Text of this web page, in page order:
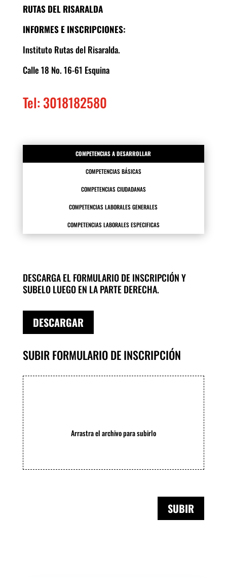
RUTAS DEL RISARALDA
INFORMES E INSCRIPCIONES:
Instituto Rutas del Risaralda.
Calle 18 No. 16-61 Esquina
Tel: 3018182580
COMPETENCIAS A DESARROLLAR
COMPETENCIAS BÁSICAS
COMPETENCIAS CIUDADANAS
COMPETENCIAS LABORALES GENERALES
COMPETENCIAS LABORALES ESPECIFICAS
DESCARGA EL FORMULARIO DE INSCRIPCIÓN Y
SUBELO LUEGO EN LA PARTE DERECHA.
DESCARGAR
SUBIR FORMULARIO DE INSCRIPCIÓN
Arrastra el archivo para subirlo
SUBIR